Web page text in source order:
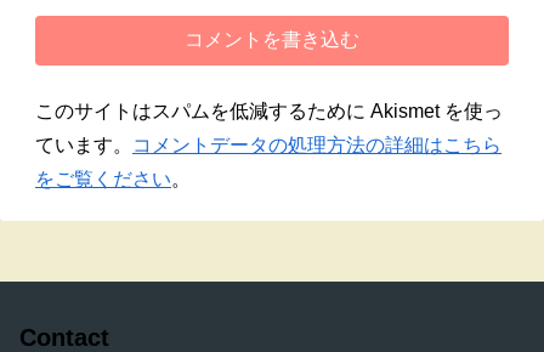
コメントを書き込む
このサイトはスパムを低減するために Akismet を使っ
ています。
コメントデータの処理方法の詳細はこちら
をご覧ください。
Contact